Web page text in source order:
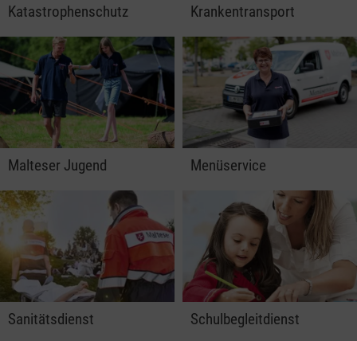
Katastrophenschutz Krankentransport
Malteser Jugend Menüservice
Sanitätsdienst Schulbegleitdienst